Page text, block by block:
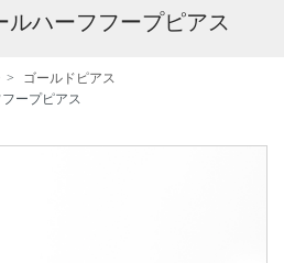
ルハーフフープピアス
ゴールドピアス
ープピアス